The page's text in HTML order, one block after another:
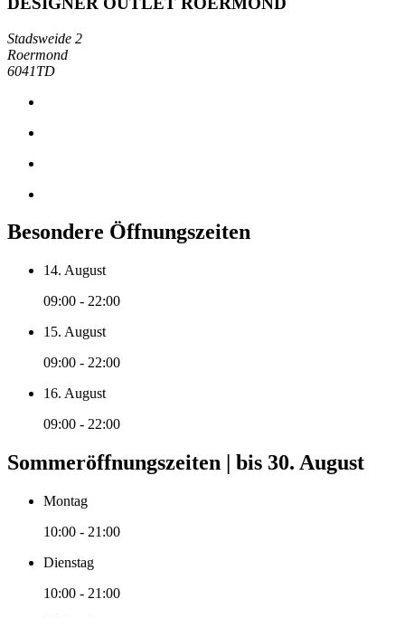
Stadsweide 2
Roermond
6041TD
Besondere Öffnungszeiten
14. August
09:00 - 22:00
15. August
09:00 - 22:00
16. August
09:00 - 22:00
Sommeröffnungszeiten | bis 30. August
Montag
10:00 - 21:00
Dienstag
10:00 - 21:00